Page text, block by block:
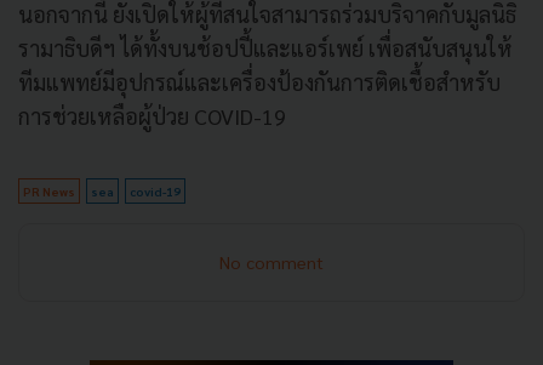
นอกจากนี้ ยังเปิดให้ผู้ที่สนใจสามารถร่วมบริจาคกับมูลนิธิ
รามาธิบดีฯ ได้ทั้งบนช้อปปี้และแอร์เพย์ เพื่อสนับสนุนให้
ทีมแพทย์มีอุปกรณ์และเครื่องป้องกันการติดเชื้อสำหรับ
การช่วยเหลือผู้ป่วย COVID-19
PR News sea covid-19
No comment